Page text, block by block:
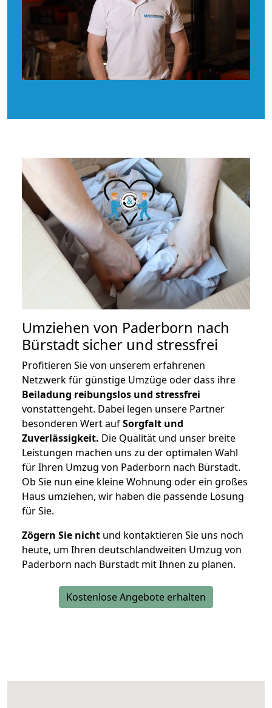
Umziehen von Paderborn nach
Bürstadt sicher und stressfrei
Profitieren Sie von unserem erfahrenen
Netzwerk für günstige Umzüge oder dass ihre
Beiladung reibungslos und stressfrei
vonstattengeht. Dabei legen unsere Partner
besonderen Wert aufSorgfalt und
Zuverlässigkeit. Die Qualität und unser breite
Leistungen machen uns zu der optimalen Wahl
für Ihren Umzug von Paderborn nach Bürstadt.
Ob Sie nun eine kleine Wohnung oder ein großes
Haus umziehen, wir haben die passende Lösung
für Sie.
Zögern Sie nicht und kontaktieren Sie uns noch
heute, um Ihren deutschlandweiten Umzug von
Paderborn nach Bürstadt mit Ihnen zu planen.
Kostenlose Angebote erhalten